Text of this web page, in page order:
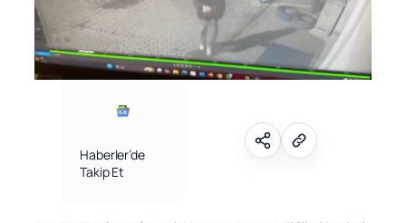
Haberler’de
Takip Et